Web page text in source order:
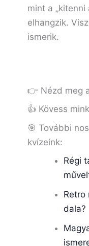
mint a „kitenni
elhangzik.
ismerik.
👉 Nézd meg
👍 Kövess
🎯 További
kvízeink:
Régi
Retro
dala?